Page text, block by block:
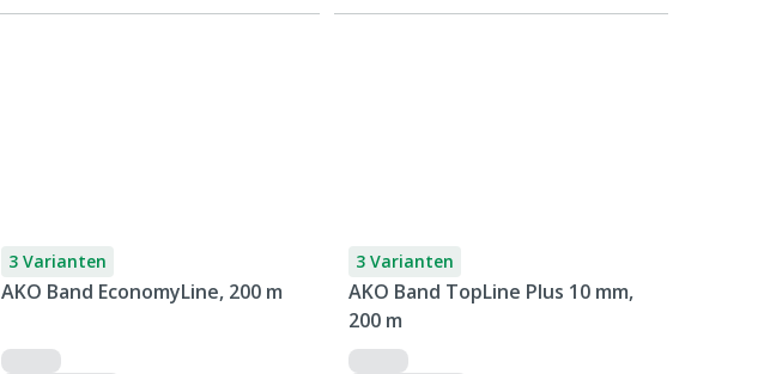
3 Varianten
AKO Band EconomyLine, 200 m
3 Varianten
AKO Band TopLine Plus 10 mm,
200 m